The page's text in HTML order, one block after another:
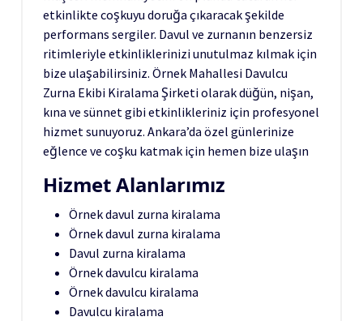
etkinlikte coşkuyu doruğa çıkaracak şekilde
performans sergiler. Davul ve zurnanın benzersiz
ritimleriyle etkinliklerinizi unutulmaz kılmak için
bize ulaşabilirsiniz. Örnek Mahallesi Davulcu
Zurna Ekibi Kiralama Şirketi olarak düğün, nişan,
kına ve sünnet gibi etkinlikleriniz için profesyonel
hizmet sunuyoruz. Ankara’da özel günlerinize
eğlence ve coşku katmak için hemen bize ulaşın
Hizmet Alanlarımız
Örnek davul zurna kiralama
Örnek davul zurna kiralama
Davul zurna kiralama
Örnek davulcu kiralama
Örnek davulcu kiralama
Davulcu kiralama